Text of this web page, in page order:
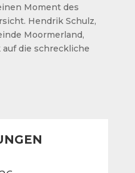
Moment des
Hendrik Schulz,
Moormerland,
die schreckliche